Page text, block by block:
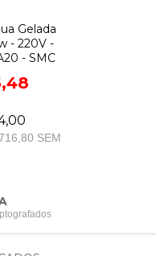
Gelada
- 220V -
- SMC
SEM